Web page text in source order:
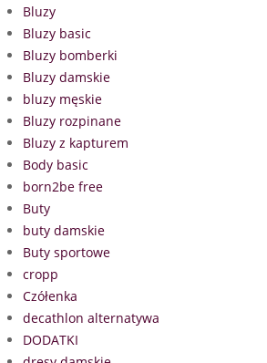
Bluzy
Bluzy basic
Bluzy bomberki
Bluzy damskie
bluzy męskie
Bluzy rozpinane
Bluzy z kapturem
Body basic
born2be free
Buty
buty damskie
Buty sportowe
cropp
Czółenka
decathlon alternatywa
DODATKI